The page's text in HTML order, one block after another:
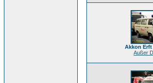
Akkon Erft
Außer